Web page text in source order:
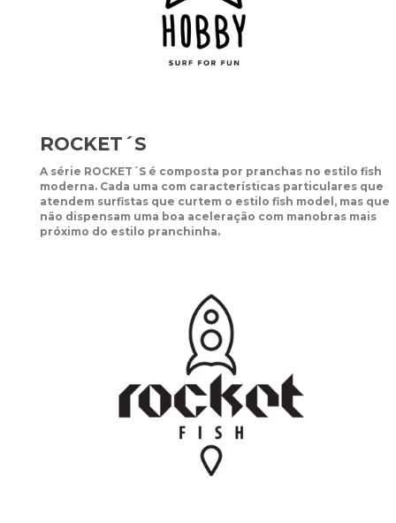
ROCKET´S
A série ROCKET´S é composta por pranchas no estilo fish
moderna. Cada uma com características particulares que
atendem surfistas que curtem o estilo fish model, mas que
não dispensam uma boa aceleração com manobras mais
próximo do estilo pranchinha.